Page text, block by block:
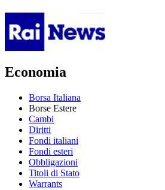
Economia
Borsa Italiana
Borse Estere
Cambi
Diritti
Fondi italiani
Fondi esteri
Obbligazioni
Titoli di Stato
Warrants